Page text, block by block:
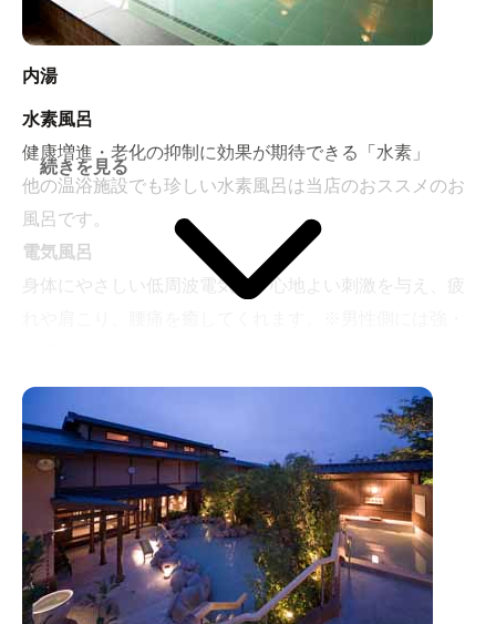
内湯
水素風呂
健康増進・老化の抑制に効果が期待できる「水素」
他の温浴施設でも珍しい水素風呂は当店のおススメのお
風呂です。
電気風呂
身体にやさしい低周波電気が、心地よい刺激を与え、疲
続きを見る